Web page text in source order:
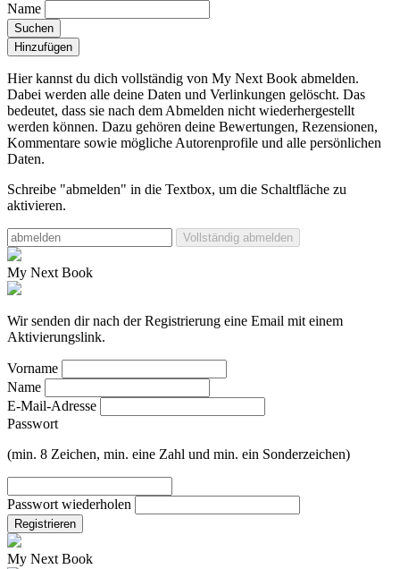
Name
Suchen
Hinzufügen
Hier kannst du dich vollständig von My Next Book abmelden.
Dabei werden alle deine Daten und Verlinkungen gelöscht. Das
bedeutet, dass sie nach dem Abmelden nicht wiederhergestellt
werden können. Dazu gehören deine Bewertungen, Rezensionen,
Kommentare sowie mögliche Autorenprofile und alle persönlichen
Daten.
Schreibe "abmelden" in die Textbox, um die Schaltfläche zu
aktivieren.
Vollständig abmelden
My Next Book
Wir senden dir nach der Registrierung eine Email mit einem
Aktivierungslink.
Vorname
Name
E-Mail-Adresse
Passwort
(min. 8 Zeichen, min. eine Zahl und min. ein Sonderzeichen)
Passwort wiederholen
Registrieren
My Next Book